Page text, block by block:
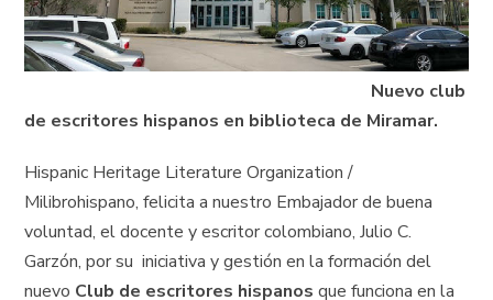
Nuevo club
de escritores hispanos en biblioteca de Miramar.
Hispanic Heritage Literature Organization /
Milibrohispano, felicita a nuestro Embajador de buena
voluntad, el docente y escritor colombiano, Julio C.
Garzón, por su iniciativa y gestión en la formación del
nuevo Club de escritores hispanos que funciona en la